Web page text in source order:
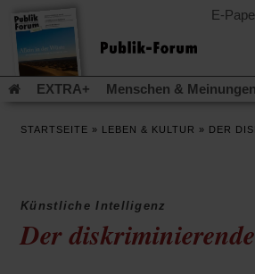
E-
EXTRA+ Menschen & Meinungen
Leserinitiative Publik-Forum e.V.
Urlaub und Nichtstun(Öffnet
Gefährlicher
STARTSEITE » LEBEN & KULTUR » DER
Künstliche Intelligenz
Der